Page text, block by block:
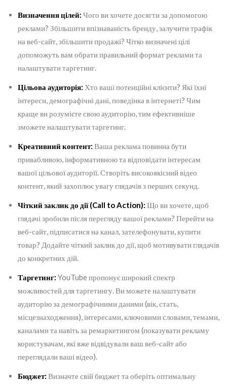
Визначення цілей: Чого ви хочете досягти за допомогою
реклами? Збільшити впізнаваність бренду, залучити трафік
на веб-сайт, збільшити продажі? Чітко визначені цілі
допоможуть вам обрати правильний формат реклами та
налаштувати таргетинг.
Цільова аудиторія: Хто ваші потенційні клієнти? Які їхні
інтереси, демографічні дані, поведінка в інтернеті? Чим
краще ви розумієте свою аудиторію, тим ефективніше
зможете налаштувати таргетинг.
Креативний контент: Ваша реклама повинна бути
привабливою, інформативною та відповідати інтересам
вашої цільової аудиторії. Створіть високоякісний відео
контент, який захоплює увагу глядачів з перших секунд.
Чіткий заклик до дії (Call to Action): Що ви хочете, щоб
глядачі зробили після перегляду вашої реклами? Перейти на
веб-сайт, підписатися на канал, зателефонувати, купити
товар? Додайте чіткий заклик до дії, щоб мотивувати глядачів
до конкретних дій.
Таргетинг: YouTube пропонує широкий спектр
можливостей для таргетингу. Ви можете налаштувати
аудиторію за демографічними даними (вік, стать,
місцезнаходження), інтересами, ключовими словами, темами,
каналами та навіть за ремаркетингом (показувати рекламу
користувачам, які вже відвідували ваш веб-сайт або
переглядали ваші відео).
Бюджет: Визначте свій бюджет та оберіть оптимальну